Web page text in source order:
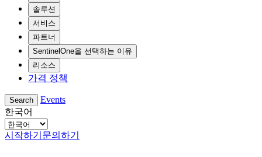
솔루션
서비스
파트너
SentinelOne을 선택하는 이유
리소스
가격 정책
Search
Events
한국어
시작하기 문의하기